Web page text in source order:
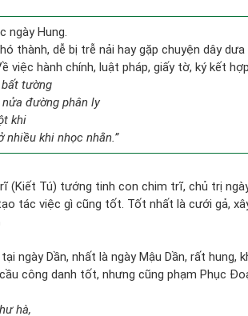
ngày Hung.
thành, dễ bị trễ nải hay gặp chuyện dây
việc hành chính, luật pháp, giấy tờ, ký kết
bất tường
đường phân ly
khi
khi nhọc nhằn.”
(Kiết Tú) tướng tinh con chim trĩ, chủ trị
tác việc gì cũng tốt. Tốt nhất là cưới gả,
ngày Dần, nhất là ngày Mậu Dần, rất
công danh tốt, nhưng cũng phạm Phục
hà,